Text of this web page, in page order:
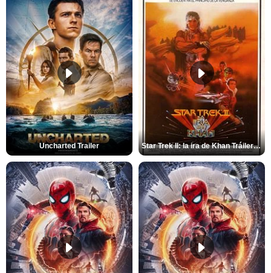
Uncharted Trailer Star Trek II: la ira de Khan Tráiler VO